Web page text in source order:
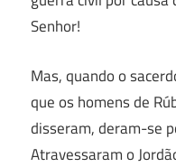
Senhor!
Mas, quando o
que os homens de
disseram, deram-se
Atravessaram o